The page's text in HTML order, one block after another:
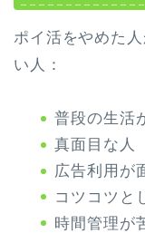
ポイ活をやめた
い人：
普段の生活
真面目な人
広告利用が
コツコツと
時間管理が